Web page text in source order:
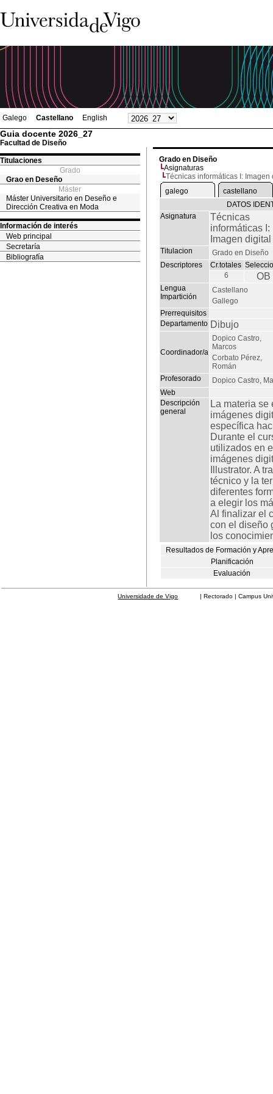
Galego Castellano English
Guia docente 2026_27
Facultad de Diseño
Titulaciones
Grado
Grao en Deseño
Máster
Máster Universitario en Deseño e
Dirección Creativa en Moda
Información de interés
Web principal
Secretaría
Bibliografía
Grado en Diseño
Asignaturas
Técnicas informáticas I: Imagen
galego
castellano
DATOS
Asignatura
Técnicas
informáticas I:
Imagen digital
Titulacion
Grado en Diseño
Descriptores
Cr.totales
6
OB
Lengua
Impartición
Castellano
Gallego
Prerrequisitos
Departamento Dibujo
Coordinador/a
Dopico Castro,
Marcos
Corbato Pérez,
Román
Profesorado
Dopico Castro,
Web
Descripción
general
La materia
imágenes
específica
Durante el
utilizados en
imágenes
Illustrator. A
técnico y la
diferentes
a elegir los
Al finalizar el
con el diseño
los
Resultados de Formación y
Planificación
Evaluación
Universidade de Vigo | Rectorado | Campus